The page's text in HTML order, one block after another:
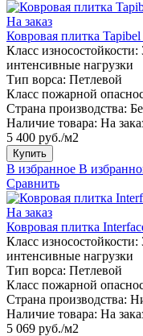
На заказ
Ковровая плитка
Класс износостойкости:
интенсивные нагрузки
Тип ворса: Петлевой
Класс пожарной
Страна производства:
Наличие товара: На
5 400 руб./м2
Купить
В избранное В
Сравнить
На заказ
Ковровая плитка
Класс износостойкости:
интенсивные нагрузки
Тип ворса: Петлевой
Класс пожарной
Страна производства:
Наличие товара: На
5 069 руб./м2